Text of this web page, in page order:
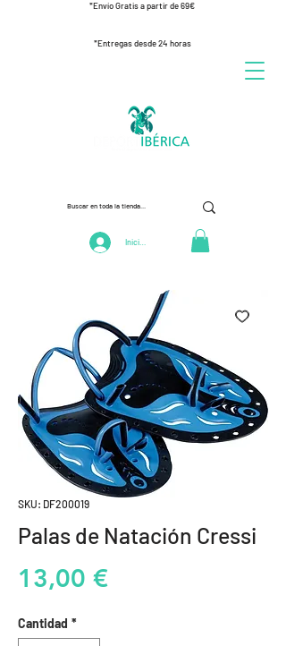
*Envío Gratis a partir de 69€
*Entregas desde 24 horas
Iniciar Sesión
SKU: DF200019
Palas de Natación Cressi
13,00 €Precio
Cantidad *